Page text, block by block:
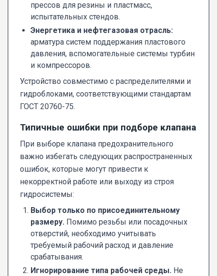
прессов для резины и пластмасс,
испытательных стендов.
Энергетика и нефтегазовая отрасль:
арматура систем поддержания пластового
давления, вспомогательные системы турбин
и компрессоров.
Устройство совместимо с распределителями и
гидроблоками, соответствующими стандартам
ГОСТ 20760-75.
Типичные ошибки при подборе клапана
При выборе клапана предохранительного
важно избегать следующих распространенных
ошибок, которые могут привести к
некорректной работе или выходу из строя
гидросистемы:
Выбор только по присоединительному
размеру. Помимо резьбы или посадочных
отверстий, необходимо учитывать
требуемый рабочий расход и давление
срабатывания.
Игнорирование типа рабочей среды. Не